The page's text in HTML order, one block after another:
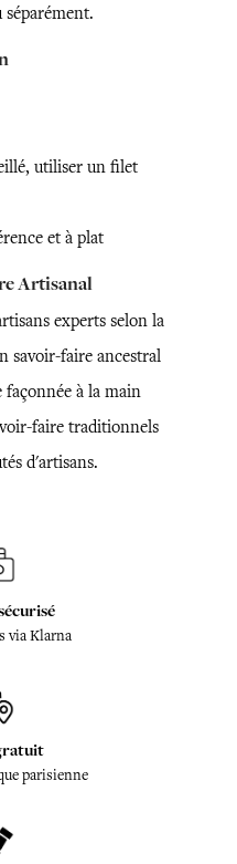
utiliser un filet
et à plat
Artisanal
experts selon la
savoir-faire ancestral
façonnée à la main
faire traditionnels
d'artisans.
via Klarna
parisienne